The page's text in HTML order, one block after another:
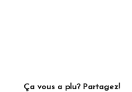
Ça vous a plu? Partagez!